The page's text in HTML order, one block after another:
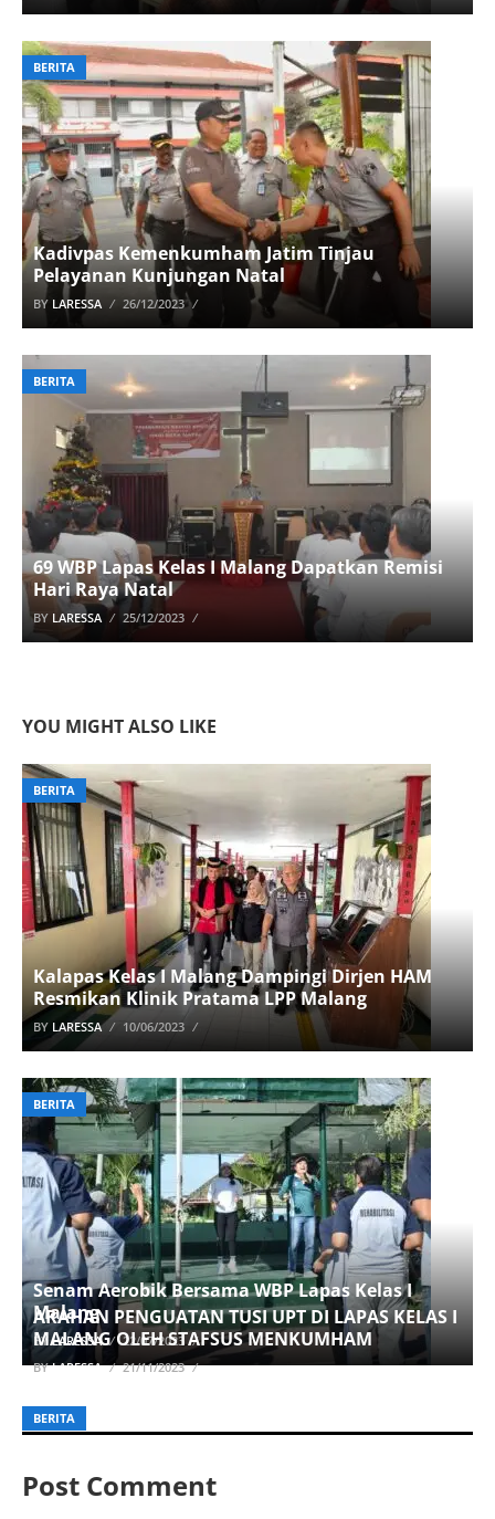
BERITA
Kadivpas Kemenkumham Jatim Tinjau
Pelayanan Kunjungan Natal
BY LARESSA 26/12/2023
BERITA
69 WBP Lapas Kelas I Malang Dapatkan Remisi
Hari Raya Natal
BY LARESSA 25/12/2023
YOU MIGHT ALSO LIKE
BERITA
Kalapas Kelas I Malang Dampingi Dirjen HAM
Resmikan Klinik Pratama LPP Malang
BY LARESSA 10/06/2023
BERITA
Senam Aerobik Bersama WBP Lapas Kelas I
Malang
BYLARESSA 22/07/2023
BERITA
ARAHAN PENGUATAN TUSI UPT DI LAPAS KELAS I
MALANG OLEH STAFSUS MENKUMHAM
BYLARESSA 21/11/2023
Post Comment